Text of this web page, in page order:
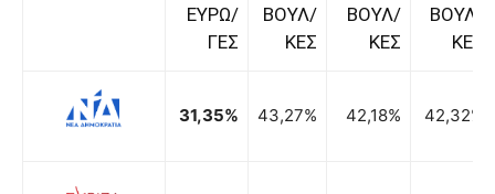
ΕΥΡΩ/
ΓΕΣ
ΒΟΥΛ/
ΚΕΣ
ΒΟΥΛ/
ΚΕΣ
ΒΟΥΛ/
ΚΕΣ
31,35% 43,27% 42,18% 42,32%